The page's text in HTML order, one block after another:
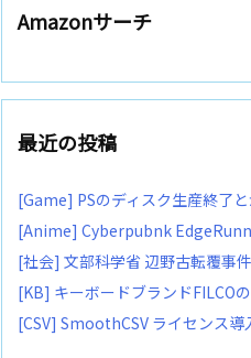
Amazonサーチ
最近の投稿
[Game] PSのディスク生産終了
[Anime] Cyberpubnk
[社会] 文部科学省 辺野古転覆事
[KB] キーボードブランドFILCO
[CSV] SmoothCSV ライセンス導